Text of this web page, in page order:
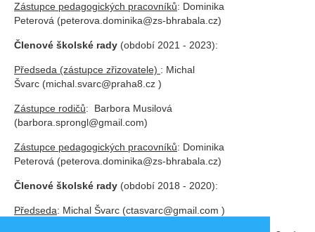
Zástupce pedagogických pracovníků: Dominika
Peterová (peterova.dominika@zs-bhrabala.cz)
Členové školské rady (období 2021 - 2023):
Předseda (zástupce zřizovatele) : Michal
Švarc (michal.svarc@praha8.cz )
Zástupce rodičů: Barbora Musilová
(barbora.sprongl@gmail.com)
Zástupce pedagogických pracovníků: Dominika
Peterová (peterova.dominika@zs-bhrabala.cz)
Členové školské rady (období 2018 - 2020):
Předseda: Michal Švarc (ctasvarc@gmail.com )